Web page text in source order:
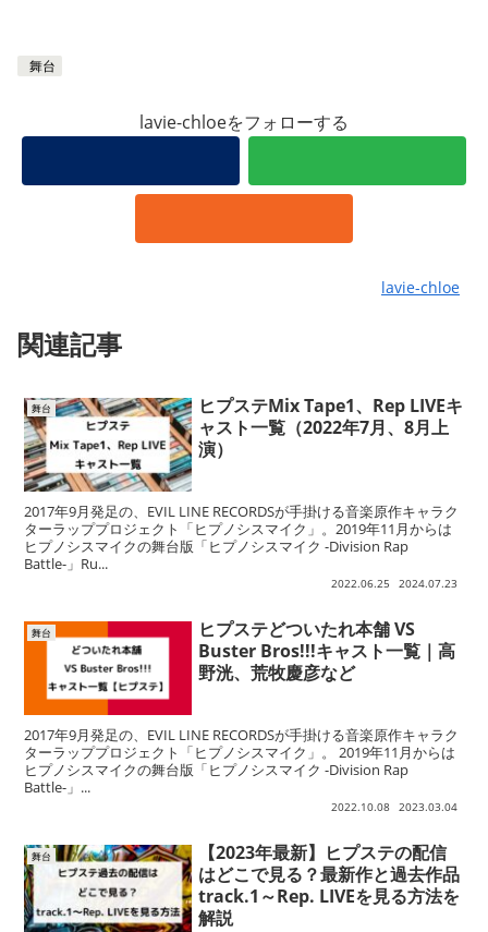
舞台
lavie-chloeをフォローする
lavie-chloe
関連記事
舞台
ヒプステMix Tape1、Rep LIVEキ
ャスト一覧（2022年7月、8月上
演）
2017年9月発足の、EVIL LINE RECORDSが手掛ける音楽原作キャラク
ターラッププロジェクト「ヒプノシスマイク」。2019年11月からは
ヒプノシスマイクの舞台版「ヒプノシスマイク -Division Rap
Battle-」Ru...
2022.06.25 2024.07.23
舞台
ヒプステどついたれ本舗 VS
Buster Bros!!!キャスト一覧｜高
野洸、荒牧慶彦など
2017年9月発足の、EVIL LINE RECORDSが手掛ける音楽原作キャラク
ターラッププロジェクト「ヒプノシスマイク」。 2019年11月からは
ヒプノシスマイクの舞台版「ヒプノシスマイク -Division Rap
Battle-」...
2022.10.08 2023.03.04
舞台
【2023年最新】ヒプステの配信
はどこで見る？最新作と過去作品
track.1～Rep. LIVEを見る方法を
解説